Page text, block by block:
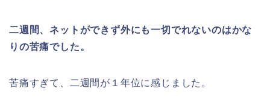
二週間、ネットができず外にも一切でれないのはかな
りの苦痛でした。
苦痛すぎて、二週間が１年位に感じました。